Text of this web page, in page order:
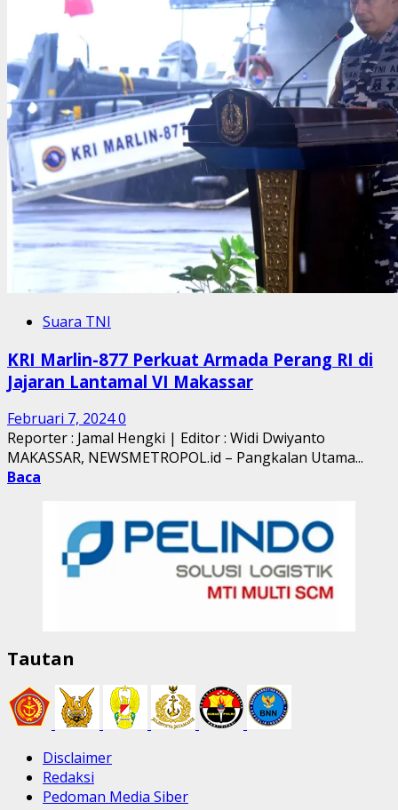
Suara TNI
KRI Marlin-877 Perkuat Armada Perang RI di
Jajaran Lantamal VI Makassar
Februari 7, 20240
Reporter : Jamal Hengki | Editor : Widi Dwiyanto
MAKASSAR, NEWSMETROPOL.id – Pangkalan Utama...
Baca
Tautan
Disclaimer
Redaksi
Pedoman Media Siber